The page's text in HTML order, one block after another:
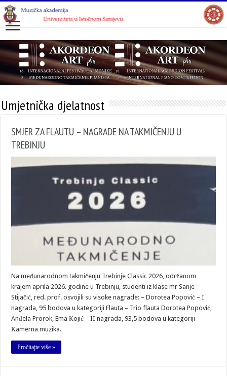
Umjetnička djelatnost
SMJER ZA FLAUTU – NAGRADE NA TAКMIČENJU U
TREBINJU
Na međunarodnom takmičenju Trebinje Classic 2026, održanom
krajem aprila 2026. godine u Trebinju, studenti iz klase mr Sanje
Stijačić, red. prof. osvojili su visoke nagrade: – Dorotea Popović – I
nagrada, 95 bodova u kategoriji Flauta – Trio flauta Dorotea Popović,
Anđela Prorok, Ema Кojić – II nagrada, 93,5 bodova u kategoriji
Кamerna muzika.
Pročitajte više »